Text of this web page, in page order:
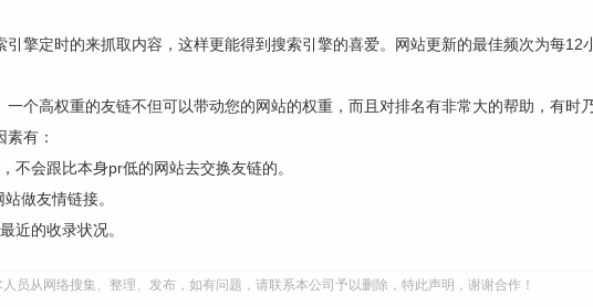
擎定时的来抓取内容，这样更能得到搜索引擎的喜爱。网站更新的最佳频次为每12
个高权重的友链不但可以带动您的网站的权重，而且对排名有非常大的帮助，有时
有：
不会跟比本身pr低的网站去交换友链的。
做友情链接。
近的收录状况。
员从网络搜集、整理、发布，如有问题，请联系本公司予以删除，特此声明，谢谢合作！